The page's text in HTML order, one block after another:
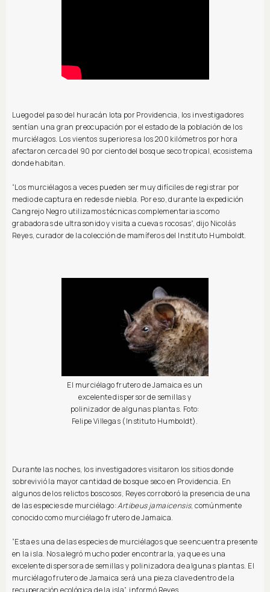
Luego del paso del huracán Iota por Providencia, los investigadores
sentían una gran preocupación por el estado de la población de los
murciélagos. Los vientos superiores a los 200 kilómetros por hora
afectaron cerca del 90 por ciento del bosque seco tropical, ecosistema
donde habitan.
“Los murciélagos a veces pueden ser muy difíciles de registrar por
medio de captura en redes de niebla. Por eso, durante la expedición
Cangrejo Negro utilizamos técnicas complementarias como
grabadoras de ultrasonido y visita a cuevas rocosas”, dijo Nicolás
Reyes, curador de la colección de mamíferos del Instituto Humboldt.
El murciélago frutero de Jamaica es un
excelente dispersor de semillas y
polinizador de algunas plantas. Foto:
Felipe Villegas (Instituto Humboldt).
Durante las noches, los investigadores visitaron los sitios donde
sobrevivió la mayor cantidad de bosque seco en Providencia. En
algunos de los relictos boscosos, Reyes corroboró la presencia de una
de las especies de murciélago:Artibeus jamaicensis, comúnmente
conocido como murciélago frutero de Jamaica.
“Esta es una de las especies de murciélagos que se encuentra presente
en la isla. Nos alegró mucho poder encontrarla, ya que es una
excelente dispersora de semillas y polinizadora de algunas plantas. El
murciélago frutero de Jamaica será una pieza clave dentro de la